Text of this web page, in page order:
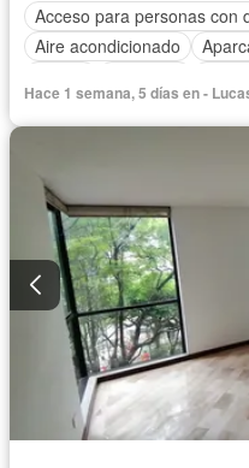
Acceso para personas con
Aire acondicionado
Seguridad privada
Vista
Hace 1 semana, 5 días en -